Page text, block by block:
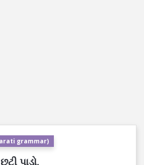
grammar)
પાડો.